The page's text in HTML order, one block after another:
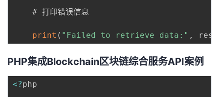
    # 打印错误信息
print ( "Failed to retrieve data:" ,
PHP集成Blockchain区块链综合服务API案例
<?php